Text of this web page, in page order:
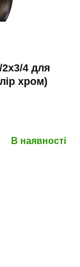
2x3/4 для
хром)
В наявності